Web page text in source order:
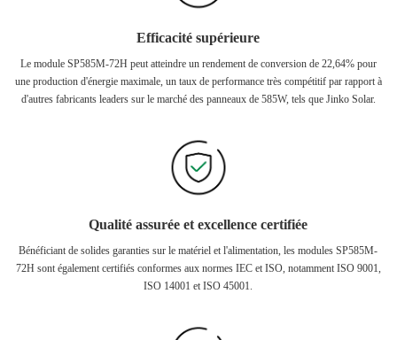
Efficacité supérieure
Le module SP585M-72H peut atteindre un rendement de conversion de 22,64% pour
une production d'énergie maximale, un taux de performance très compétitif par rapport à
d'autres fabricants leaders sur le marché des panneaux de 585W, tels que Jinko Solar.
Qualité assurée et excellence certifiée
Bénéficiant de solides garanties sur le matériel et l'alimentation, les modules SP585M-
72H sont également certifiés conformes aux normes IEC et ISO, notamment ISO 9001,
ISO 14001 et ISO 45001.